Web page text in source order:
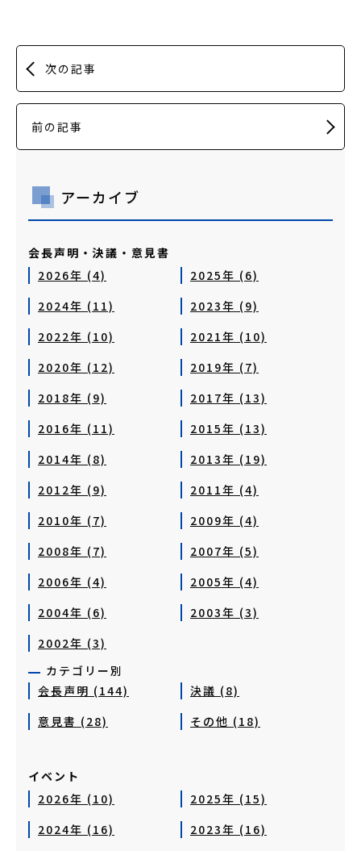
次の記事
前の記事
アーカイブ
会長声明・決議・意見書
2026年 (4)
2025年 (6)
2024年 (11)
2023年 (9)
2022年 (10)
2021年 (10)
2020年 (12)
2019年 (7)
2018年 (9)
2017年 (13)
2016年 (11)
2015年 (13)
2014年 (8)
2013年 (19)
2012年 (9)
2011年 (4)
2010年 (7)
2009年 (4)
2008年 (7)
2007年 (5)
2006年 (4)
2005年 (4)
2004年 (6)
2003年 (3)
2002年 (3)
カテゴリー別
会長声明 (144)
決議 (8)
意見書 (28)
その他 (18)
イベント
2026年 (10)
2025年 (15)
2024年 (16)
2023年 (16)